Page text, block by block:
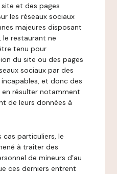
site et des pages
les réseaux sociaux
majeures disposant
le restaurant ne
tenu pour
du site ou des pages
sociaux par des
et donc des
résulter notamment
de leurs données à
cas particuliers, le
à traiter des
de mineurs d’au
ces derniers entrent